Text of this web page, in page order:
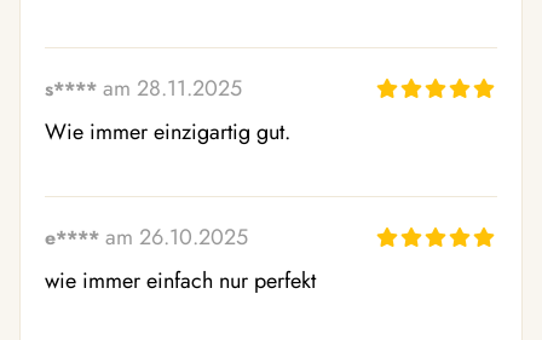
s**** am 28.11.2025
Wie immer einzigartig gut.
e**** am 26.10.2025
wie immer einfach nur perfekt